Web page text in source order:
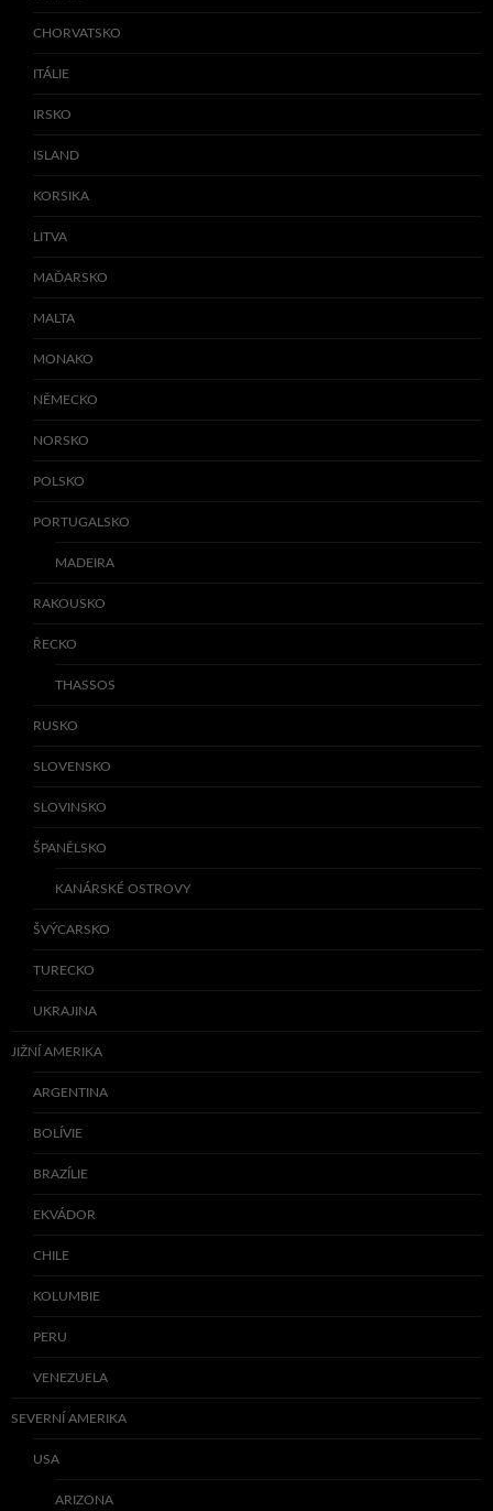
CHORVATSKO
ITÁLIE
IRSKO
ISLAND
KORSIKA
LITVA
MAĎARSKO
MALTA
MONAKO
NĚMECKO
NORSKO
POLSKO
PORTUGALSKO
MADEIRA
RAKOUSKO
ŘECKO
THASSOS
RUSKO
SLOVENSKO
SLOVINSKO
ŠPANĚLSKO
KANÁRSKÉ OSTROVY
ŠVÝCARSKO
TURECKO
UKRAJINA
JIŽNÍ AMERIKA
ARGENTINA
BOLÍVIE
BRAZÍLIE
EKVÁDOR
CHILE
KOLUMBIE
PERU
VENEZUELA
SEVERNÍ AMERIKA
USA
ARIZONA